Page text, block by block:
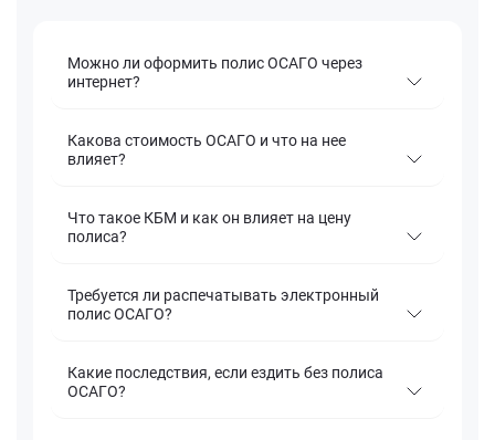
Можно ли оформить полис ОСАГО через
интернет?
Какова стоимость ОСАГО и что на нее
влияет?
Что такое КБМ и как он влияет на цену
полиса?
Требуется ли распечатывать электронный
полис ОСАГО?
Какие последствия, если ездить без полиса
ОСАГО?